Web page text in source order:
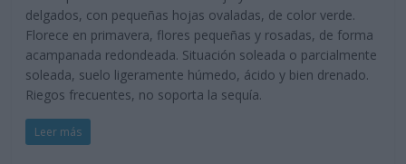
delgados, con pequeñas hojas ovaladas, de color verde.
Florece en primavera, flores pequeñas y rosadas, de forma
acampanada redondeada. Situación soleada o parcialmente
soleada, suelo ligeramente húmedo, ácido y bien drenado.
Riegos frecuentes, no soporta la sequía.
Leer más